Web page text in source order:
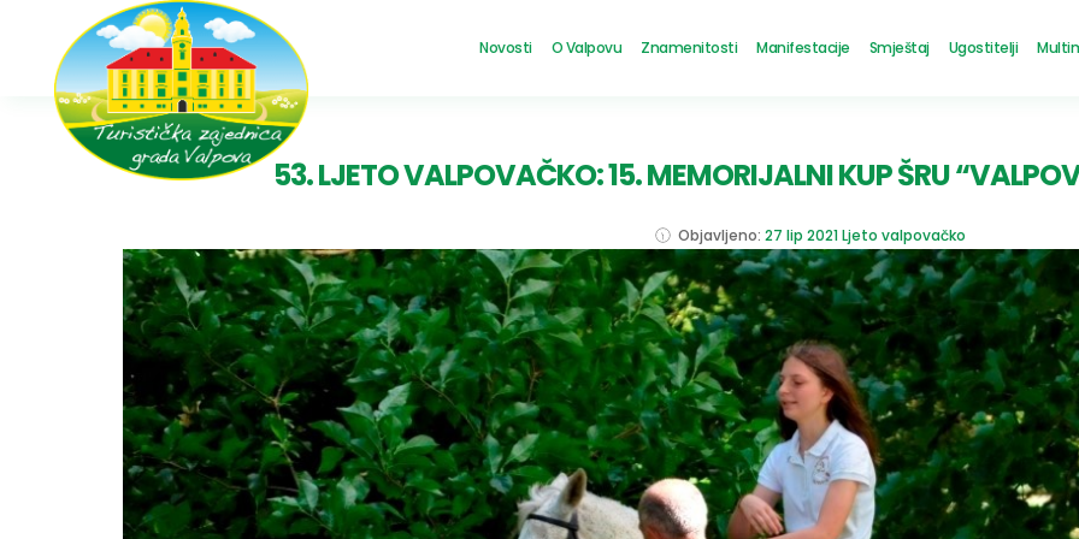
Novosti O Valpovu Znamenitosti Manifestacije Smještaj Ugostitelji
53. LJETO VALPOVAČKO: 15. MEMORIJALNI KUP ŠRU
Objavljeno: 27 lip 2021 Ljeto valpovačko